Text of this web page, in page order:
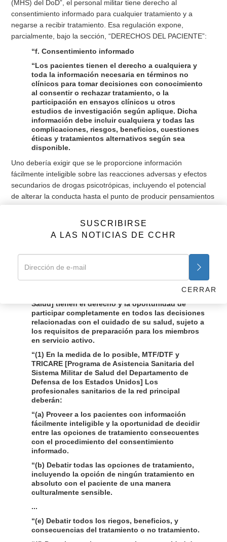
(MHS) del DoD”, el personal militar tiene derecho al
consentimiento informado para cualquier tratamiento y a
negarse a recibir tratamiento. Esa regulación expone,
parcialmente, bajo la sección, “DERECHOS DEL PACIENTE”:
“f. Consentimiento informado
“Los pacientes tienen el derecho a cualquiera y
toda la información necesaria en términos no
clínicos para tomar decisiones con conocimiento
al consentir o rechazar tratamiento, o la
participación en ensayos clínicos u otros
estudios de investigación según aplique. Dicha
información debe incluir cualquiera y todas las
complicaciones, riesgos, beneficios, cuestiones
éticas y tratamientos alternativos según sea
disponible.
Uno debería exigir que se le proporcione información
fácilmente inteligible sobre las reacciones adversas y efectos
secundarios de drogas psicotrópicas, incluyendo el potencial
de alterar la conducta hasta el punto de producir pensamientos
o conducta violentos o suicidas, y que la abstención de dicha
medicación sin supervisión médica puede exacerbar esos
pensamientos o conducta. Anexo tercero de la misma
la MHS expone:
“d. Participación en decisiones sobre el
Tratamiento Médico/Dental] deberá garantizar que
los beneficiarios del MHS [Sistema Militar de
Salud] tienen el derecho y la oportunidad de
participar completamente en todos las decisiones
relacionadas con el cuidado de su salud, sujeto a
los requisitos de preparación para los miembros
en servicio activo.
“(1) En la medida de lo posible, MTF/DTF y
TRICARE [Programa de Asistencia Sanitaria del
Sistema Militar de Salud del Departamento de
Defensa de los Estados Unidos] Los
profesionales sanitarios de la red principal
deberán:
“(a) Proveer a los pacientes con información
fácilmente inteligible y la oportunidad de decidir
entre las opciones de tratamiento consecuentes
con el procedimiento del consentimiento
informado.
“(b) Debatir todas las opciones de tratamiento,
incluyendo la opción de ningún tratamiento en
absoluto con el paciente de una manera
culturalmente sensible.
...
“(e) Debatir todos los riegos, beneficios, y
consecuencias del tratamiento o no tratamiento.
SUSCRIBIRSE
A LAS NOTICIAS DE CCHR
CERRAR